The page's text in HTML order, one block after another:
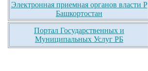
Электронная приемная органов власти Р
Башкортостан
Портал Государственных и
Муниципальных Услуг РБ